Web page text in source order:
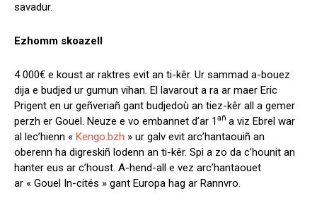
savadur.
Ezhomm skoazell
4 000€ e koust ar raktres evit an ti-kêr. Ur sammad a-bouez
dija e budjed ur gumun vihan. El lavarout a ra ar maer Eric
Prigent en ur geñveriañ gant budjedoù an tiez-kêr all a gemer
perzh er Gouel. Neuze e vo embannet d’ar 1añ a viz Ebrel war
al lec’hienn « Kengo.bzh » ur galv evit arc’hantaouiñ an
oberenn ha digreskiñ lodenn an ti-kêr. Spi a zo da c’hounit an
hanter eus ar c’houst. A-hend-all e vez arc’hantaouet
ar « Gouel In-cités » gant Europa hag ar Rannvro.